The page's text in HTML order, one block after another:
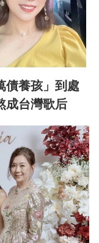
債養孩」到處
成台灣歌后